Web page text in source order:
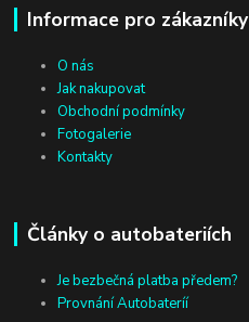
Informace pro zákazníky
O nás
Jak nakupovat
Obchodní podmínky
Fotogalerie
Kontakty
Články o autobateriích
Je bezbečná platba předem?
Provnání Autobateríí